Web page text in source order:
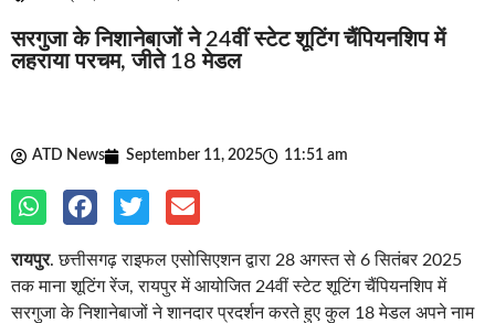
सरगुजा के निशानेबाजों ने 24वीं स्टेट शूटिंग चैंपियनशिप में
लहराया परचम, जीते 18 मेडल
ATD News September 11, 2025 11:51 am
रायपुर. छत्तीसगढ़ राइफल एसोसिएशन द्वारा 28 अगस्त से 6 सितंबर 2025
तक माना शूटिंग रेंज, रायपुर में आयोजित 24वीं स्टेट शूटिंग चैंपियनशिप में
सरगुजा के निशानेबाजों ने शानदार प्रदर्शन करते हुए कुल 18 मेडल अपने नाम